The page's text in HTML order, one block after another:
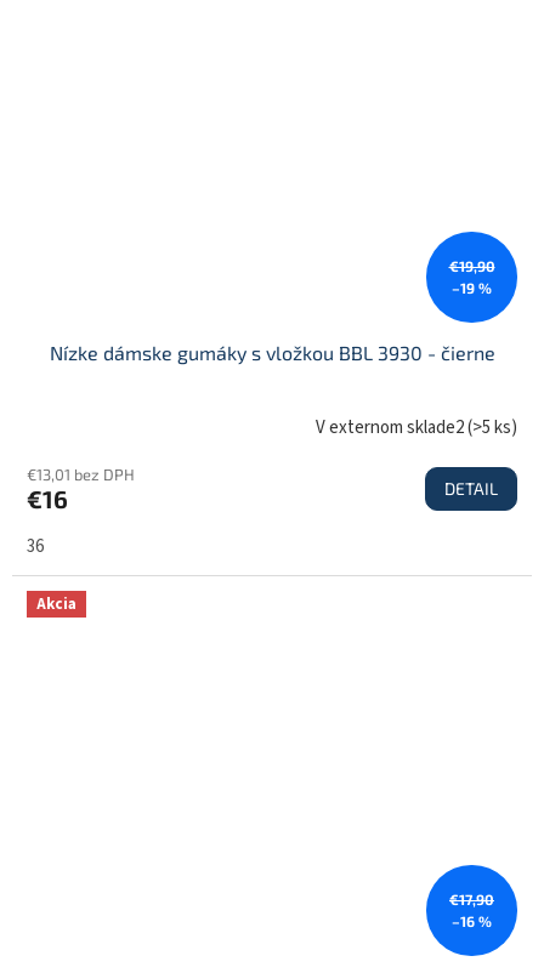
€19,90
–19 %
Nízke dámske gumáky s vložkou BBL 3930 - čierne
V externom sklade2(>5 ks)
€13,01 bez DPH
€16 DETAIL
36
Akcia
€17,90
–16 %